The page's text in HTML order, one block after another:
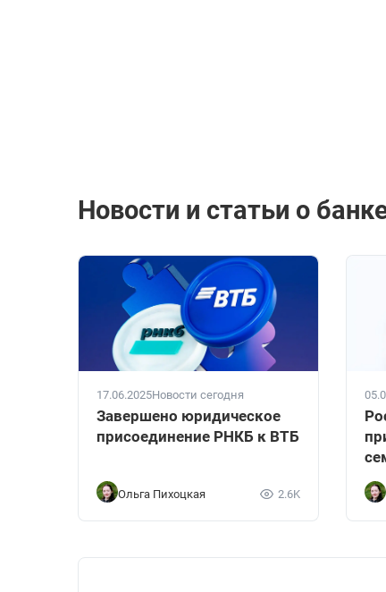
Новости и статьи о
17.06.2025Новости сегодня
Завершено юридическое
присоединение РНКБ к ВТБ
Ольга Пихоцкая 2.6K